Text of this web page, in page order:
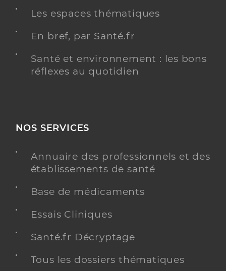
Les espaces thématiques
En bref, par Santé.fr
Santé et environnement : les bons
réflexes au quotidien
NOS SERVICES
Annuaire des professionnels et des
établissements de santé
Base de médicaments
Essais Cliniques
Santé.fr Décryptage
Tous les dossiers thématiques